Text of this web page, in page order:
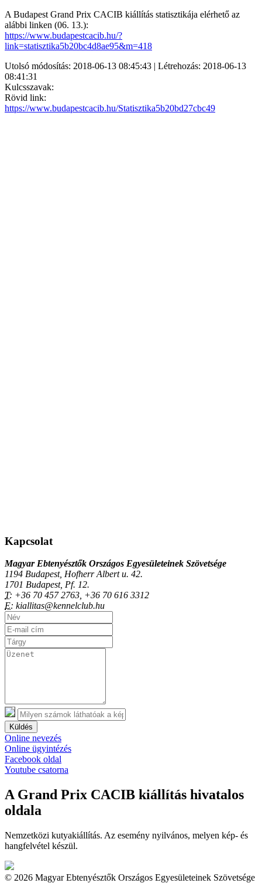
A Budapest Grand Prix CACIB kiállítás statisztikája elérhető az
alábbi linken (06. 13.):
https://www.budapestcacib.hu/?
link=statisztika5b20bc4d8ae95&m=418
Utolsó módosítás: 2018-06-13 08:45:43 | Létrehozás: 2018-06-13
08:41:31
Kulcsszavak:
Rövid link:
https://www.budapestcacib.hu/Statisztika5b20bd27cbc49
Kapcsolat
Magyar Ebtenyésztők Országos Egyesületeinek Szövetsége
1194 Budapest, Hofherr Albert u. 42.
1701 Budapest, Pf. 12.
T: +36 70 457 2763, +36 70 616 3312
E: kiallitas@kennelclub.hu
Küldés
Online nevezés
Online ügyintézés
Facebook oldal
Youtube csatorna
A Grand Prix CACIB kiállítás hivatalos
oldala
Nemzetközi kutyakiállítás. Az esemény nyilvános, melyen kép- és
hangfelvétel készül.
© 2026 Magyar Ebtenyésztők Országos Egyesületeinek Szövetsége